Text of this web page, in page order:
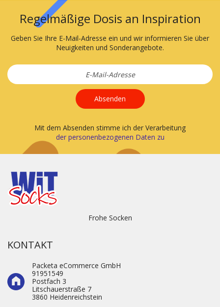
Regelmäßige Dosis an Inspiration
Geben Sie Ihre E-Mail-Adresse ein und wir informieren Sie über
Neuigkeiten und Sonderangebote.
Absenden
Mit dem Absenden stimme ich der Verarbeitung
der personenbezogenen Daten zu
Frohe Socken
KONTAKT
Packeta eCommerce GmbH
91951549
Postfach 3
Litschauerstraße 7
3860 Heidenre­ichstein